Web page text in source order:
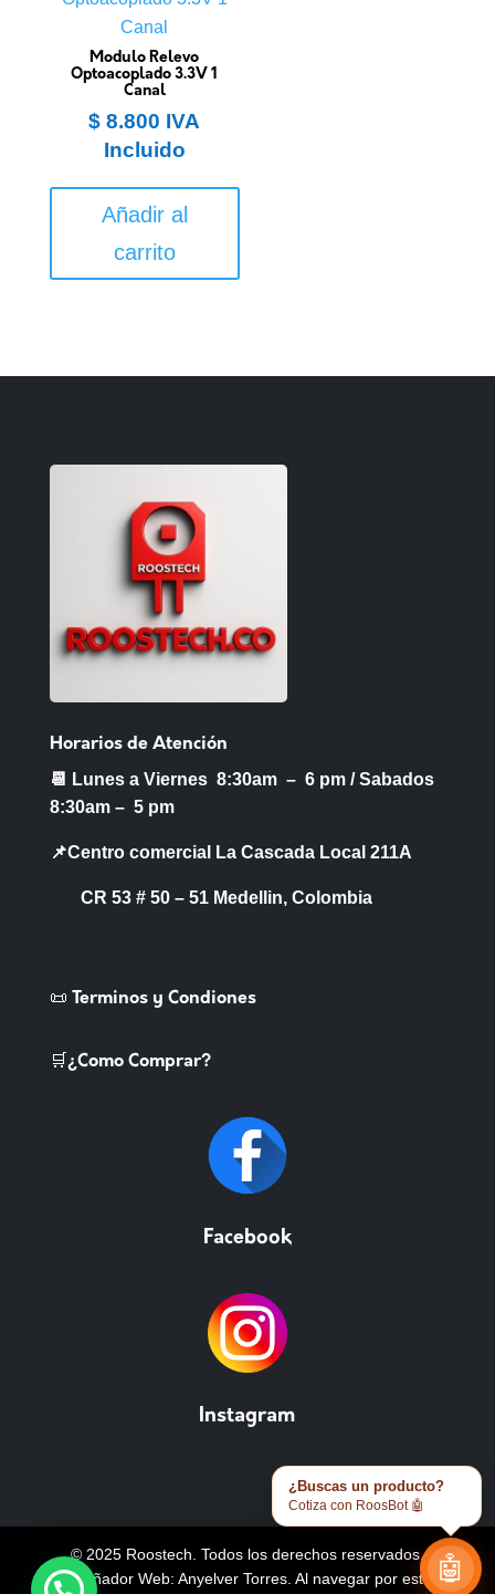
Modulo Relevo
Optoacoplado 3.3V 1
Canal
$ 8.800 IVA
Incluido
Añadir al
carrito
Horarios de Atención
📆 Lunes a Viernes 8:30am – 6 pm /Sabados
8:30am – 5 pm
📌Centro comercial La Cascada Local 211A
CR 53 # 50 – 51 Medellin, Colombia
📜 Terminos y Condiones
🛒¿Como Comprar?
Facebook
Instagram
© 2025 Roostech. Todos los derechos reservados.
Diseñador Web: Anyelver Torres . Al navegar por este
¿Buscas un producto?
Cotiza con RoosBot 🤖
🤖